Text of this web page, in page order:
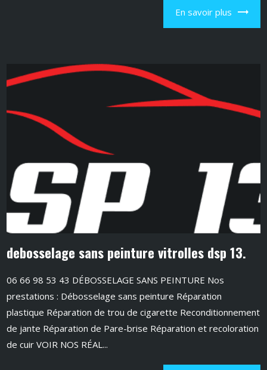
En savoir plus
debosselage sans peinture vitrolles dsp 13.
06 66 98 53 43 DÉBOSSELAGE SANS PEINTURE Nos
prestations : Débosselage sans peinture Réparation
plastique Réparation de trou de cigarette Reconditionnement
de jante Réparation de Pare-brise Réparation et recoloration
de cuir VOIR NOS RÉAL...